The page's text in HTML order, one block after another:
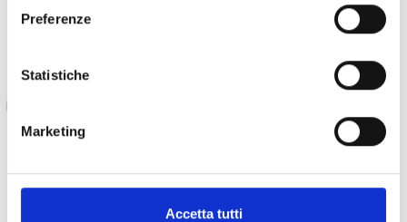
Preferenze
Statistiche
Marketing
Accetta tutti
COOPI nous a apporté un soutien financier
pour relier la théorie à la pratique des activités
génératrices de revenus et nous a promis de
continuer à nous soutenir dans leur